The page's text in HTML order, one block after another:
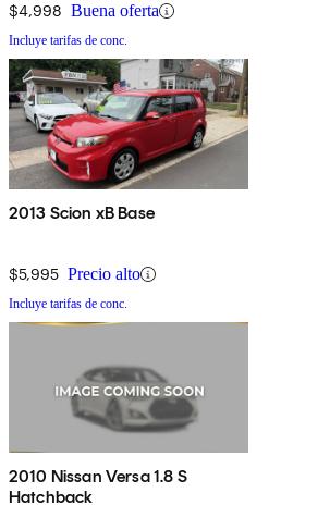
$4,998 Buena oferta
Incluye tarifas de conc.
2013 Scion xB Base
$5,995 Precio alto
Incluye tarifas de conc.
2010 Nissan Versa 1.8 S
Hatchback